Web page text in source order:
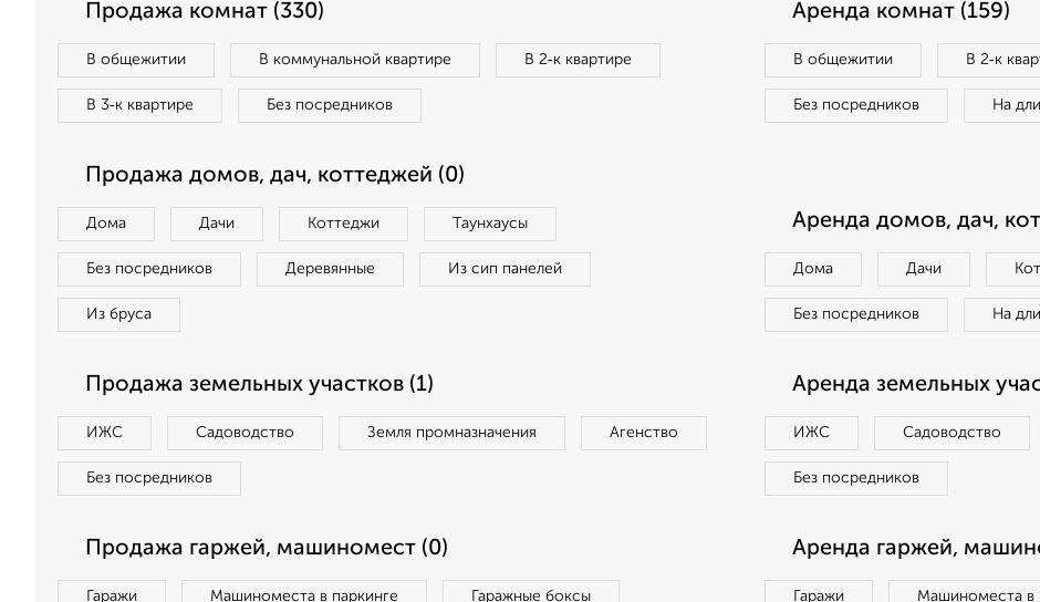
Продажа комнат (330)
В общежитии В коммунальной квартире В 2‑к квартире
В 3‑к квартире Без посредников
Аренда комнат (159)
В общежитии В 2‑к
Без посредников На
Продажа домов, дач, коттеджей (0)
Дома Дачи Коттеджи Таунхаусы
Без посредников Деревянные Из сип панелей
Из бруса
Аренда домов, дач,
Дома Дачи
Без посредников На
Продажа земельных участков (1)
ИЖС Садоводство Земля промназначения Агенство
Без посредников
Аренда земельных
ИЖС Садоводство
Без посредников
Продажа гаржей, машиномест (0)
Гаражи Машиноместа в паркинге Гаражные боксы
Аренда гаржей,
Гаражи Машиноместа в